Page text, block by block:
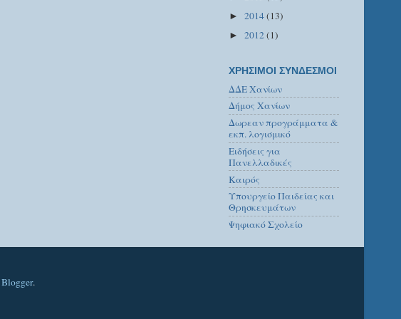
► 2014(13)
► 2012(1)
ΧΡΗΣΙΜΟΙ ΣΥΝΔΕΣΜΟΙ
ΔΔΕ Χανίων
Δήμος Χανίων
Δωρεαν προγράμματα &
εκπ. λογισμικό
Ειδήσεις για
Πανελλαδικές
Καιρός
Υπουργείο Παιδείας και
Θρησκευμάτων
Ψηφιακό Σχολείο
Blogger.